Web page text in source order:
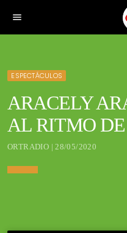
menu
ESPECTÁCULOS
ARACELY
AL RITMO DE
ORTRADIO | 28/05/2020